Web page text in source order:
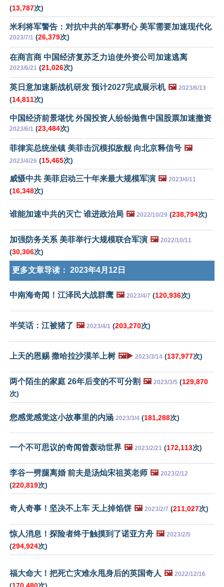
(13,787次)
米利将军警告：对抗中共的军事野心 美军需要加速现代化
2023/7/1 (26,379次)
在商言商 中国经济复苏乏力迫使外资公司加速逃离
2023/6/21 (21,026次)
英日意加速新战机研发 预计2027完成展示机 🖼️ 2023/6/13
(14,811次)
中国经济前景堪忧 外国投资人纷纷抛售中国股票加速撤资
2023/6/1 (23,484次)
菲律宾总统坐镇 美菲击沉模拟敌舰 向北京释信号 🖼️
2023/4/26 (15,465次)
威慑中共 美菲启动三十年来最大规模军演 🖼️ 2023/4/11
(16,348次)
谁能加速中共的灭亡 谁进政治局 🖼️ 2022/10/29 (238,794次)
加强防务关系 美菲举行大规模联合军演 🖼️ 2022/10/11
(30,306次)
更多文章导读： 2023年4月12日
中南海奇闻！江泽民大战群鹰 🖼️ 2023/4/7 (120,936次)
半笑话：江被猪了 🖼️ 2023/4/1 (203,270次)
上天的恩赐 撒哈拉沙漠羊上树 🖼️▶️ 2023/3/14 (137,977次)
两个陌生的家庭 26年后变的不可分割 🖼️ 2023/3/5 (129,870
次)
您感觉感觉这小故事里的内涵 2023/3/4 (181,288次)
一个不可思议的奇闻曾轰动世界 🖼️ 2023/2/21 (172,113次)
李谷一劈腿离婚 前夫是汤灿宋祖英老师 🖼️ 2023/2/12
(220,819次)
奇人奇事！坚决不上车 天上掉馅饼 🖼️ 2023/2/7 (211,027次)
惊人消息！探险者终于触摸到了诺亚方舟 🖼️ 2023/2/5
(294,924次)
福大命大！把死亡灾难永甩身后的英国奇人 🖼️ 2022/12/16